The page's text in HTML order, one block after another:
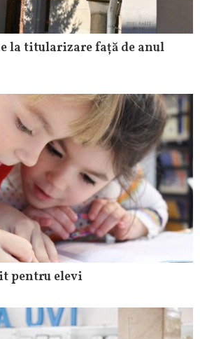
la titularizare față de anul
pentru elevi